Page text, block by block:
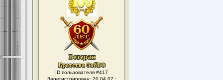
ID пользователя #417
Зарегистрирован: 20.04.07 :